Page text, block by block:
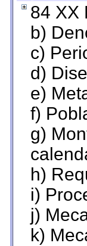
84 XX
b)
c)
d)
e)
f)
g)
h)
i)
j)
k)